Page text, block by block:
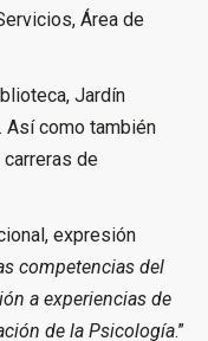
Área de
Jardín
Así como también
de
expresión
competencias del
a experiencias de
de la Psicología.”